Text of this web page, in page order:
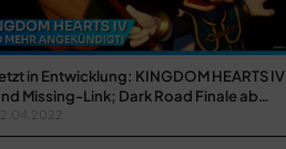
in Entwicklung: KINGDOM HEARTS IV
Missing-Link; Dark Road Finale ab…